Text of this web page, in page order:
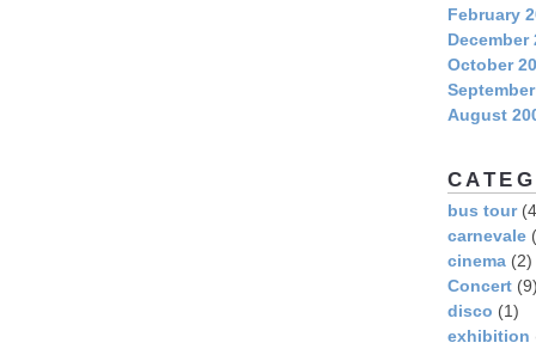
February
December
October
August
bus tour
carnevale
cinema (2)
Concert
disco (1)
exhibition